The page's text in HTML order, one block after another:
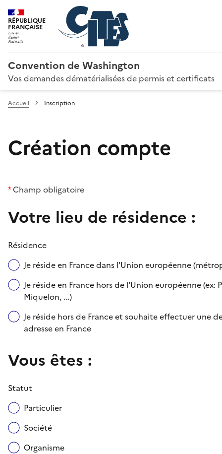
RÉPUBLIQUE
FRANÇAISE
Convention de Washington
Vos demandes dématérialisées de permis et certificats
Accueil Inscription
Création compte
*Champ obligatoire
Votre lieu de résidence :
Résidence
Je réside en France dans l'Union européenne
Je réside en France hors de l'Union européenne
Miquelon, ...)
Je réside hors de France et souhaite effectuer une
adresse en France
Vous êtes :
Statut
Particulier
Société
Organisme